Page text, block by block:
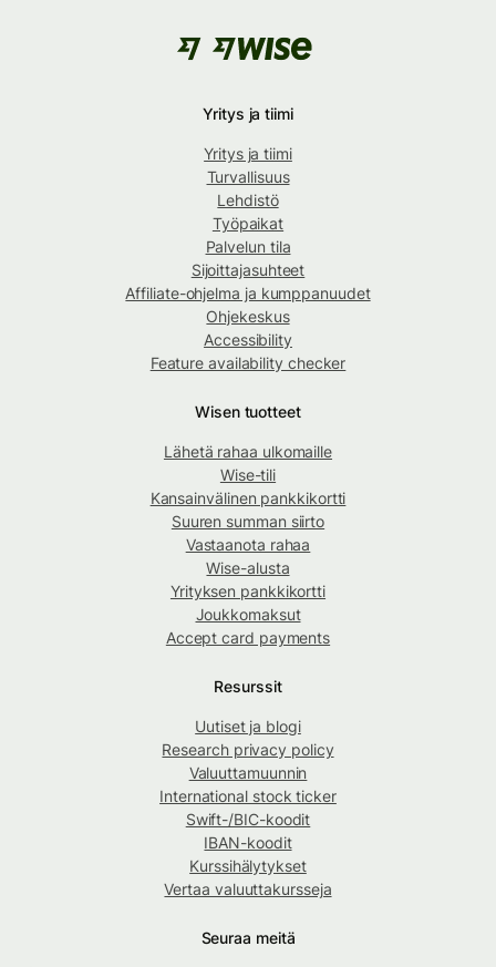
Yritys ja tiimi
Yritys ja tiimi
Turvallisuus
Lehdistö
Työpaikat
Palvelun tila
Sijoittajasuhteet
Affiliate-ohjelma ja kumppanuudet
Ohjekeskus
Accessibility
Feature availability checker
Wisen tuotteet
Lähetä rahaa ulkomaille
Wise-tili
Kansainvälinen pankkikortti
Suuren summan siirto
Vastaanota rahaa
Wise-alusta
Yrityksen pankkikortti
Joukkomaksut
Accept card payments
Resurssit
Uutiset ja blogi
Research privacy policy
Valuuttamuunnin
International stock ticker
Swift-/BIC-koodit
IBAN-koodit
Kurssihälytykset
Vertaa valuuttakursseja
Seuraa meitä